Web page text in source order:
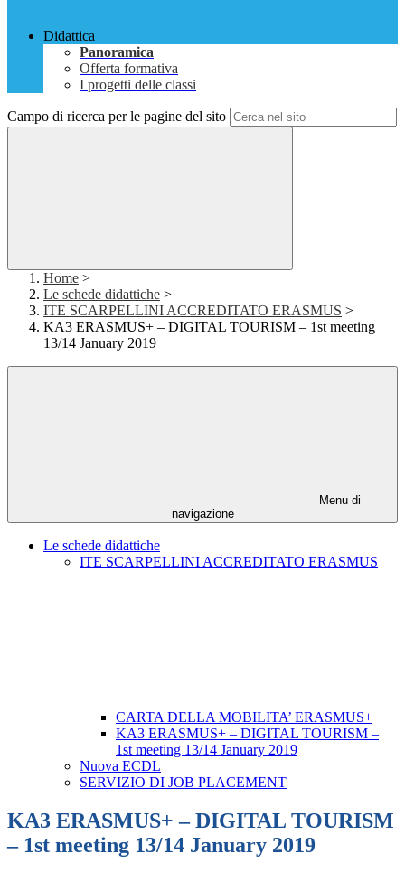
Didattica
Panoramica
Offerta formativa
I progetti delle classi
Campo di ricerca per le pagine del sito
Home >
Le schede didattiche >
ITE SCARPELLINI ACCREDITATO ERASMUS >
KA3 ERASMUS+ – DIGITAL TOURISM – 1st meeting
13/14 January 2019
Menu di
navigazione
Le schede didattiche
ITE SCARPELLINI ACCREDITATO ERASMUS
CARTA DELLA MOBILITA’ ERASMUS+
KA3 ERASMUS+ – DIGITAL TOURISM –
1st meeting 13/14 January 2019
Nuova ECDL
SERVIZIO DI JOB PLACEMENT
KA3 ERASMUS+ – DIGITAL TOURISM
– 1st meeting 13/14 January 2019